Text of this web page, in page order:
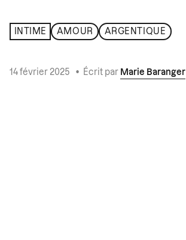
INTIME AMOUR ARGENTIQUE
14 février 2025 • Écrit par Marie Baranger